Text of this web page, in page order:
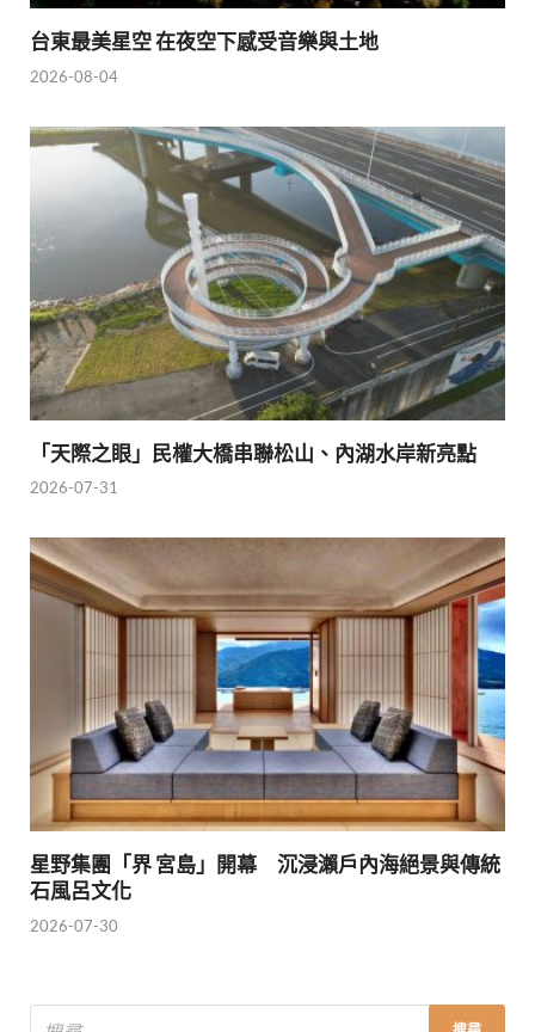
台東最美星空 在夜空下感受音樂與土地
2026-08-04
「天際之眼」民權大橋串聯松山、內湖水岸新亮點
2026-07-31
星野集團「界 宮島」開幕 沉浸瀨戶內海絕景與傳統
石風呂文化
2026-07-30